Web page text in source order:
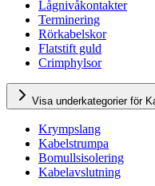
Lågnivåkontakter
Terminering
Rörkabelskor
Flatstift guld
Crimphylsor
Visa underkategorier för
Krympslang
Kabelstrumpa
Bomullsisolering
Kabelavslutning